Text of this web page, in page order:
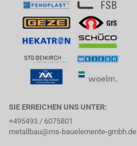
SIE ERREICHEN UNS UNTER:
+495493 / 6075801
metallbau@ms-bauelemente-gmbh.de